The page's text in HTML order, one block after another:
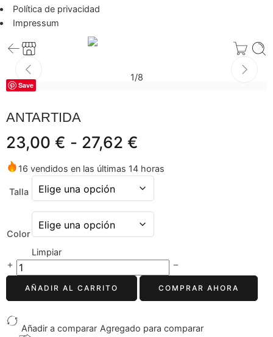
Política de privacidad
Impressum
Save
1/8
ANTARTIDA
23,00 € - 27,62 €
16 vendidos en las últimas 14 horas
Talla
Color
Limpiar
AÑADIR AL CARRITO COMPRAR AHORA
Añadir a comparar Agregado para comparar